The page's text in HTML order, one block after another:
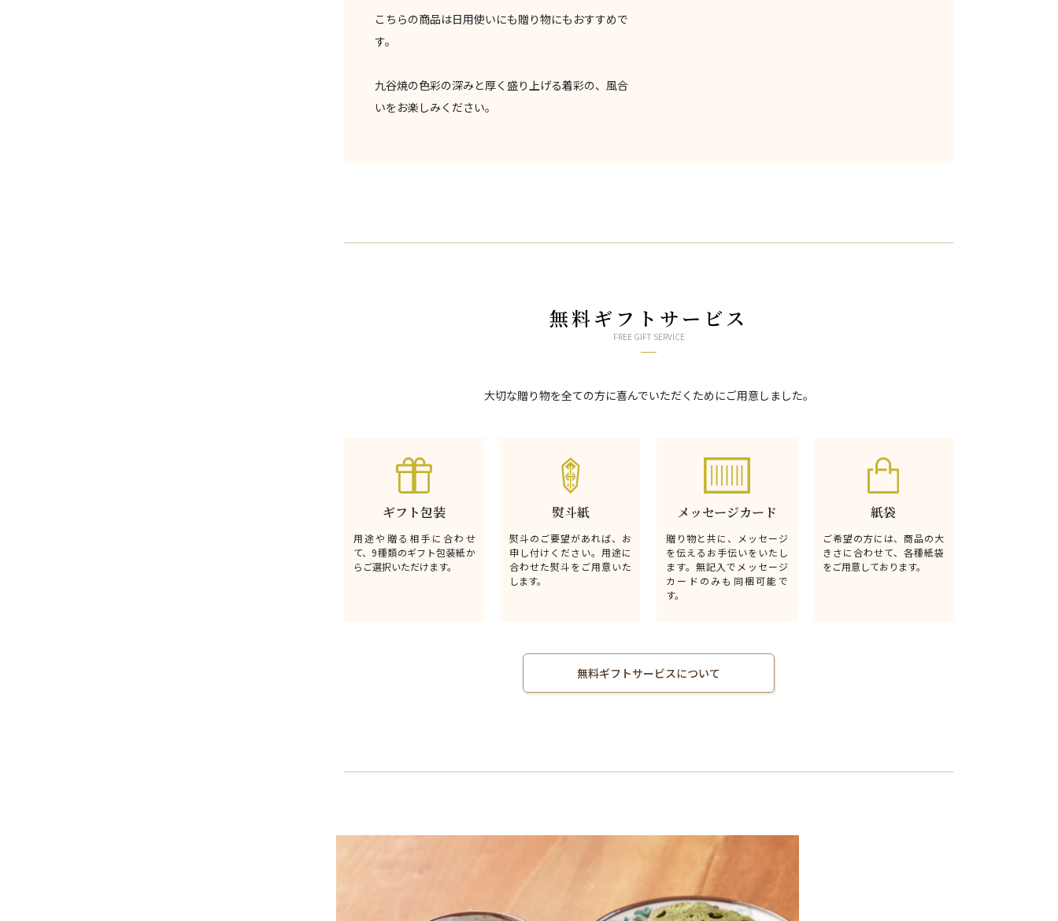
こちらの商品は日用使いにも贈り物にもおすすめで
す。
九谷焼の色彩の深みと厚く盛り上げる着彩の、風合
いをお楽しみください。
無料ギフトサービス
FREE GIFT SERVICE
大切な贈り物を全ての方に喜んでいただくためにご用意しました。
ギフト包装
用途や贈る相手に合わせ
て、9種類のギフト包装紙か
らご選択いただけます。
熨斗紙
熨斗のご要望があれば、お
申し付けください。用途に
合わせた熨斗をご用意いた
します。
メッセージカード
贈り物と共に、メッセージ
を伝えるお手伝いをいたし
ます。無記入でメッセージ
カードのみも同梱可能で
す。
紙袋
ご希望の方には、商品の大
きさに合わせて、各種紙袋
をご用意しております。
無料ギフトサービスについて